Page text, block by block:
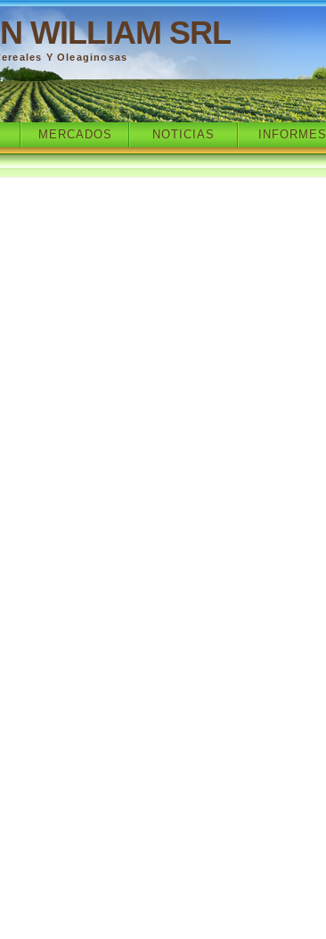
WILLIAM SRL
Y Oleaginosas
MERCADOS NOTICIAS INFORMES